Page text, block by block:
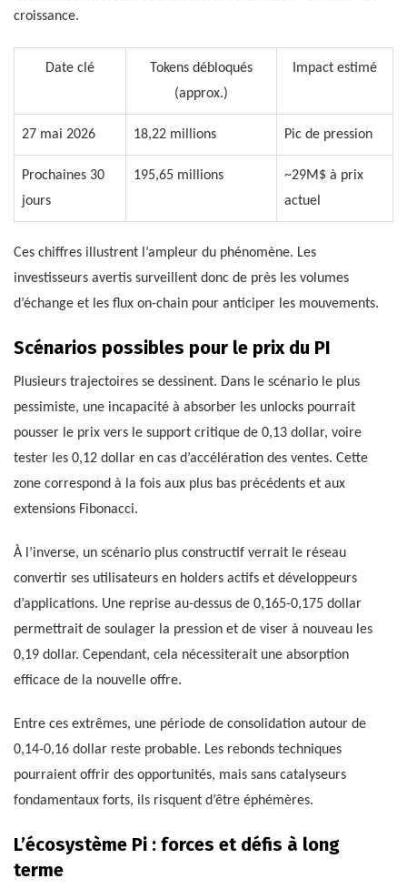
croissance.
Date clé
Tokens débloqués
(approx.)
Impact estimé
27 mai 2026 18,22 millions Pic de pression
Prochaines 30
jours
195,65 millions
~29M$ à prix
actuel
Ces chiffres illustrent l’ampleur du phénomène. Les
investisseurs avertis surveillent donc de près les volumes
d’échange et les flux on-chain pour anticiper les mouvements.
Scénarios possibles pour le prix du PI
Plusieurs trajectoires se dessinent. Dans le scénario le plus
pessimiste, une incapacité à absorber les unlocks pourrait
pousser le prix vers le support critique de 0,13 dollar, voire
tester les 0,12 dollar en cas d’accélération des ventes. Cette
zone correspond à la fois aux plus bas précédents et aux
extensions Fibonacci.
À l’inverse, un scénario plus constructif verrait le réseau
convertir ses utilisateurs en holders actifs et développeurs
d’applications. Une reprise au-dessus de 0,165-0,175 dollar
permettrait de soulager la pression et de viser à nouveau les
0,19 dollar. Cependant, cela nécessiterait une absorption
efficace de la nouvelle offre.
Entre ces extrêmes, une période de consolidation autour de
0,14-0,16 dollar reste probable. Les rebonds techniques
pourraient offrir des opportunités, mais sans catalyseurs
fondamentaux forts, ils risquent d’être éphémères.
L’écosystème Pi : forces et défis à long
terme